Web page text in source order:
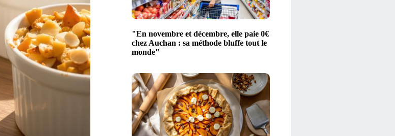
"En novembre et décembre, elle paie 0€
chez Auchan : sa méthode bluffe tout le
monde"